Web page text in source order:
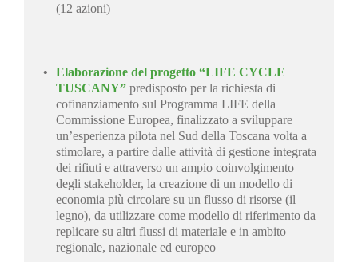
(12 azioni)
Elaborazione del progetto “LIFE CYCLE
TUSCANY” predisposto per la richiesta di
cofinanziamento sul Programma LIFE della
Commissione Europea, finalizzato a sviluppare
un’esperienza pilota nel Sud della Toscana volta a
stimolare, a partire dalle attività di gestione integrata
dei rifiuti e attraverso un ampio coinvolgimento
degli stakeholder, la creazione di un modello di
economia più circolare su un flusso di risorse (il
legno), da utilizzare come modello di riferimento da
replicare su altri flussi di materiale e in ambito
regionale, nazionale ed europeo